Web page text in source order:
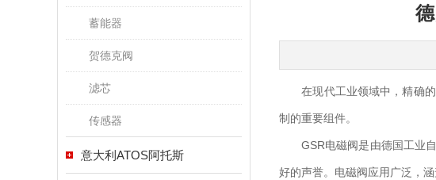
蓄能器
贺德克阀
滤芯
传感器
意大利ATOS阿托斯
在现代工业领域中，精确的
制的重要组件。
GSR电磁阀是由德国工业自
好的声誉。电磁阀应用广泛，